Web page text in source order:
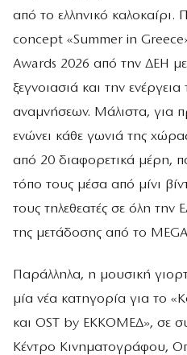
από το ελληνικό
concept «Summer in
Awards 2026 από την ΔΕΗ
ξεγνοιασιά και την
αναμνήσεων. Μάλιστα, για
ενώνει κάθε γωνιά της
από 20 διαφορετικά μέρη,
τόπο τους μέσα από μίνι
τους τηλεθεατές σε όλη την
της μετάδοσης από το
Παράλληλα, η μουσική
μία νέα κατηγορία για το
και OST by ΕΚΚΟΜΕΔ», σε
Κέντρο Κινηματογράφου,